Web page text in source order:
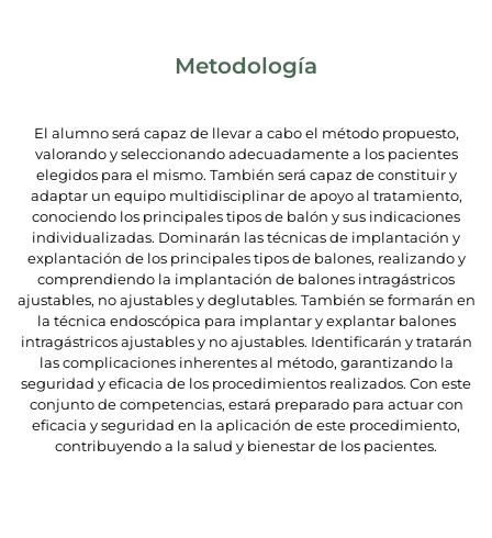
Metodología
El alumno será capaz de llevar a cabo el método propuesto,
valorando y seleccionando adecuadamente a los pacientes
elegidos para el mismo. También será capaz de constituir y
adaptar un equipo multidisciplinar de apoyo al tratamiento,
conociendo los principales tipos de balón y sus indicaciones
individualizadas. Dominarán las técnicas de implantación y
explantación de los principales tipos de balones, realizando y
comprendiendo la implantación de balones intragástricos
ajustables, no ajustables y deglutables. También se formarán en
la técnica endoscópica para implantar y explantar balones
intragástricos ajustables y no ajustables. Identificarán y tratarán
las complicaciones inherentes al método, garantizando la
seguridad y eficacia de los procedimientos realizados. Con este
conjunto de competencias, estará preparado para actuar con
eficacia y seguridad en la aplicación de este procedimiento,
contribuyendo a la salud y bienestar de los pacientes.